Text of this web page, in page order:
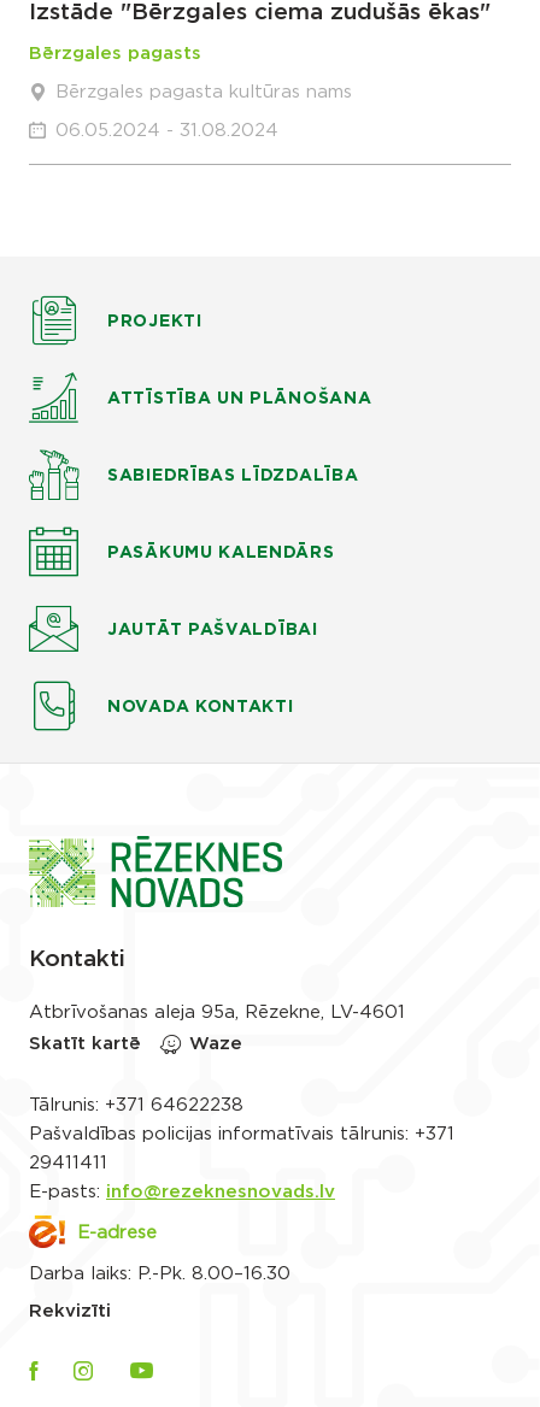
Izstāde "Bērzgales ciema zudušās ēkas"
Bērzgales pagasts
Bērzgales pagasta kultūras nams
06.05.2024 - 31.08.2024
PROJEKTI
ATTĪSTĪBA UN PLĀNOŠANA
SABIEDRĪBAS LĪDZDALĪBA
PASĀKUMU KALENDĀRS
JAUTĀT PAŠVALDĪBAI
NOVADA KONTAKTI
Kontakti
Atbrīvošanas aleja 95a, Rēzekne, LV-4601
Skatīt kartē
Waze
Tālrunis: +371 64622238
Pašvaldības policijas informatīvais tālrunis: +371
29411411
E-pasts: info@rezeknesnovads.lv
E-adrese
Darba laiks: P.-Pk. 8.00–16.30
Rekvizīti